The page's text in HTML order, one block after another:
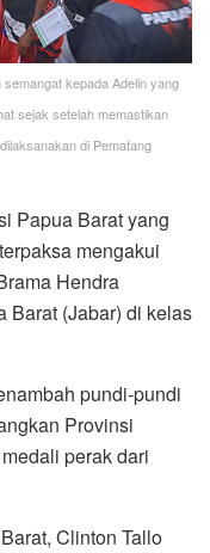
kepada Adelin yang
sejak setelah memastikan
di Pematang
Papua Barat yang
mengakui
Hendra
Barat (Jabar) di kelas
pundi-pundi
Provinsi
perak dari
Clinton Tallo